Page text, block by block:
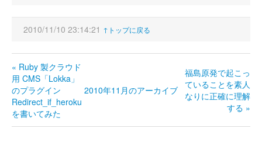
2010/11/10 23:14:21 ↑トップに戻る
« Ruby 製クラウド
用 CMS「Lokka」
のプラグイン
Redirect_if_heroku
を書いてみた
2010年11月のアーカイブ
福島原発で起こっ
ていることを素人
なりに正確に理解
する »